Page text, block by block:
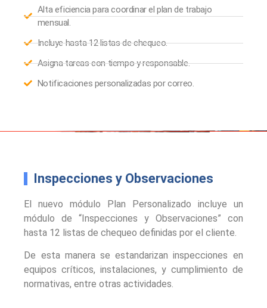
Alta eficiencia para coordinar el plan de trabajo
mensual.
Incluye hasta 12 listas de chequeo.
Asigna tareas con tiempo y responsable.
Notificaciones personalizadas por correo.
Inspecciones y Observaciones
El nuevo módulo Plan Personalizado incluye un
módulo de “Inspecciones y Observaciones” con
hasta 12 listas de chequeo definidas por el cliente.
De esta manera se estandarizan inspecciones en
equipos críticos, instalaciones, y cumplimiento de
normativas, entre otras actividades.